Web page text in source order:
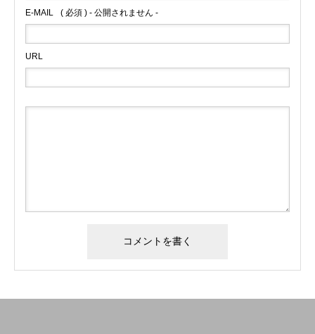
E-MAIL ( 必須 ) - 公開されません -
URL